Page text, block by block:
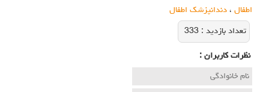
اطفال، دندانپزشک اطفال
تعداد بازديد : 333
نظرات كاربران :